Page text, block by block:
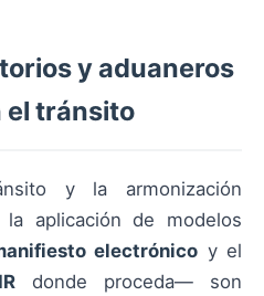
y aduaneros
el tránsito
y la armonización
aplicación de modelos
electrónico y el
donde proceda— son